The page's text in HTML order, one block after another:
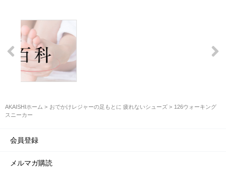
AKAISHIホーム おでかけレジャーの足もとに 疲れないシューズ
126ウォーキング
スニーカー
会員登録
メルマガ購読